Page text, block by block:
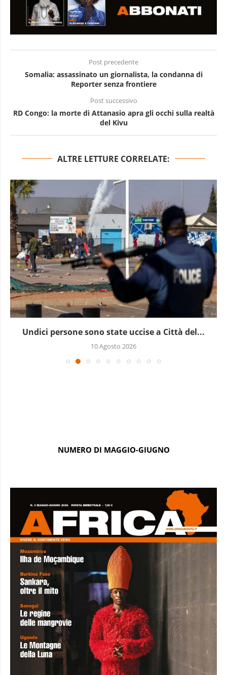
Post precedente
Somalia: assassinato un giornalista, la condanna di
Reporter senza frontiere
Post successivo
RD Congo: la morte di Attanasio apra gli occhi sulla realtà
del Kivu
ALTRE LETTURE CORRELATE:
Undici persone sono state uccise a Città del...
10 Agosto 2026
NUMERO DI MAGGIO-GIUGNO